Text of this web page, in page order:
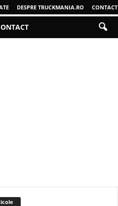
DESPRE TRUCKMANIA.RO CONTACT